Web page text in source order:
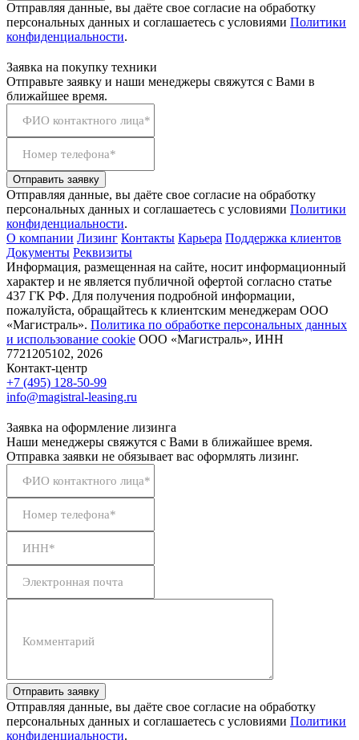
Отправляя данные, вы даёте свое согласие на обработку
персональных данных и соглашаетесь с условиями Политики
конфиденциальности.
Заявка на покупку техники
Отправьте заявку и наши менеджеры свяжутся с Вами в
ближайшее время.
ФИО контактного лица*
Номер телефона*
Отправить заявку
Отправляя данные, вы даёте свое согласие на обработку
персональных данных и соглашаетесь с условиями Политики
конфиденциальности.
О компании Лизинг Контакты Карьера Поддержка клиентов
Документы Реквизиты
Информация, размещенная на сайте, носит информационный
характер и не является публичной офертой согласно статье
437 ГК РФ. Для получения подробной информации,
пожалуйста, обращайтесь к клиентским менеджерам ООО
«Магистраль». Политика по обработке персональных данных
и использование сookie ООО «Магистраль», ИНН
7721205102, 2026
Контакт-центр
+7 (495) 128-50-99
info@magistral-leasing.ru
Заявка на оформление лизинга
Наши менеджеры свяжутся с Вами в ближайшее время.
Отправка заявки не обязывает вас оформлять лизинг.
ФИО контактного лица*
Номер телефона*
ИНН*
Электронная почта
Комментарий
Отправить заявку
Отправляя данные, вы даёте свое согласие на обработку
персональных данных и соглашаетесь с условиями Политики
конфиденциальности.